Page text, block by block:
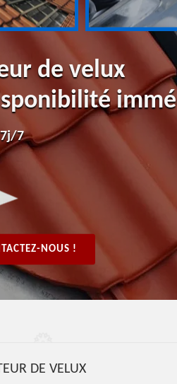
de velux
7
NOUS !
DE VELUX